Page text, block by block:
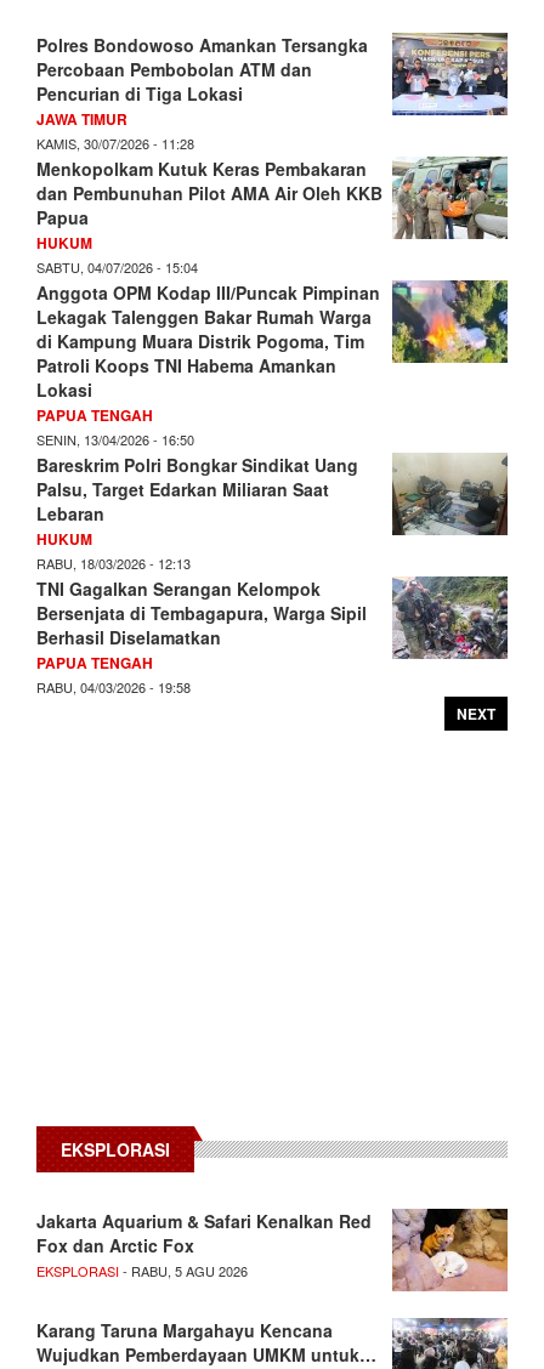
Polres Bondowoso Amankan Tersangka
Percobaan Pembobolan ATM dan
Pencurian di Tiga Lokasi
JAWA TIMUR
KAMIS, 30/07/2026 - 11:28
Menkopolkam Kutuk Keras Pembakaran
dan Pembunuhan Pilot AMA Air Oleh KKB
Papua
HUKUM
SABTU, 04/07/2026 - 15:04
Anggota OPM Kodap III/Puncak Pimpinan
Lekagak Talenggen Bakar Rumah Warga
di Kampung Muara Distrik Pogoma, Tim
Patroli Koops TNI Habema Amankan
Lokasi
PAPUA TENGAH
SENIN, 13/04/2026 - 16:50
Bareskrim Polri Bongkar Sindikat Uang
Palsu, Target Edarkan Miliaran Saat
Lebaran
HUKUM
RABU, 18/03/2026 - 12:13
TNI Gagalkan Serangan Kelompok
Bersenjata di Tembagapura, Warga Sipil
Berhasil Diselamatkan
PAPUA TENGAH
RABU, 04/03/2026 - 19:58
NEXT
EKSPLORASI
Jakarta Aquarium & Safari Kenalkan Red
Fox dan Arctic Fox
EKSPLORASI- RABU, 5 AGU 2026
Karang Taruna Margahayu Kencana
Wujudkan Pemberdayaan UMKM untuk…